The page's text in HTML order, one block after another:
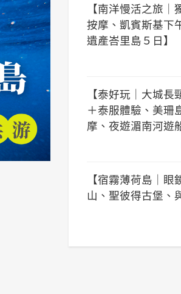
【南洋慢活之旅
按摩、凱賓斯基下
遺產峇里島５日】
【泰好玩｜⼤城
＋泰服體驗、美珊
摩、夜遊湄南河遊
【宿霧薄荷島｜眼
山、聖彼得古堡、